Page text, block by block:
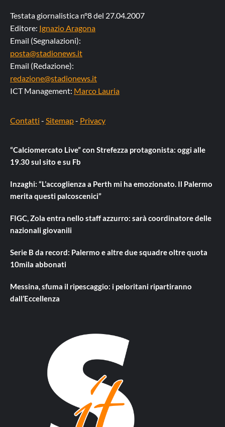
Testata giornalistica n°8 del 27.04.2007
Editore: Ignazio Aragona
Email (Segnalazioni):
posta@stadionews.it
Email (Redazione):
redazione@stadionews.it
ICT Management: Marco Lauria
Contatti - Sitemap- Privacy
“Calciomercato Live” con Strefezza protagonista: oggi alle
19.30 sul sito e su Fb
Inzaghi: “L’accoglienza a Perth mi ha emozionato. Il Palermo
merita questi palcoscenici”
FIGC, Zola entra nello staff azzurro: sarà coordinatore delle
nazionali giovanili
Serie B da record: Palermo e altre due squadre oltre quota
10mila abbonati
Messina, sfuma il ripescaggio: i peloritani ripartiranno
dall’Eccellenza